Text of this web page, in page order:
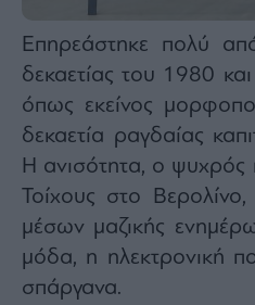
Επηρεάστηκε πολύ
δεκαετίας του 1980
όπως εκείνος
δεκαετία ραγδαίας
Η ανισότητα, ο ψυχρός
Τοίχους στο
μέσων μαζικής
μόδα, η ηλεκτρονική
σπάργανα.